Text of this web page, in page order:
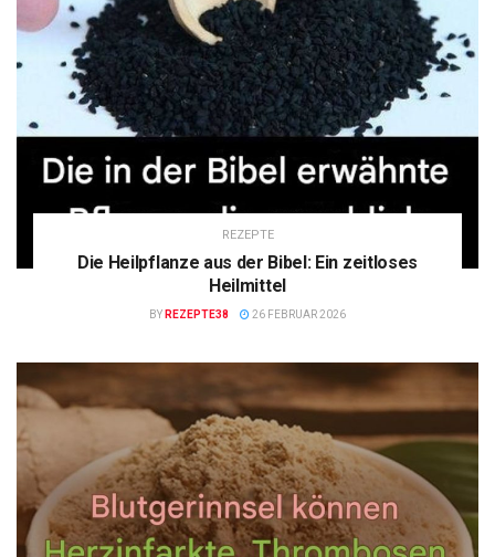
REZEPTE
Die Heilpflanze aus der Bibel: Ein zeitloses
Heilmittel
BY REZEPTE38 26 FEBRUAR 2026